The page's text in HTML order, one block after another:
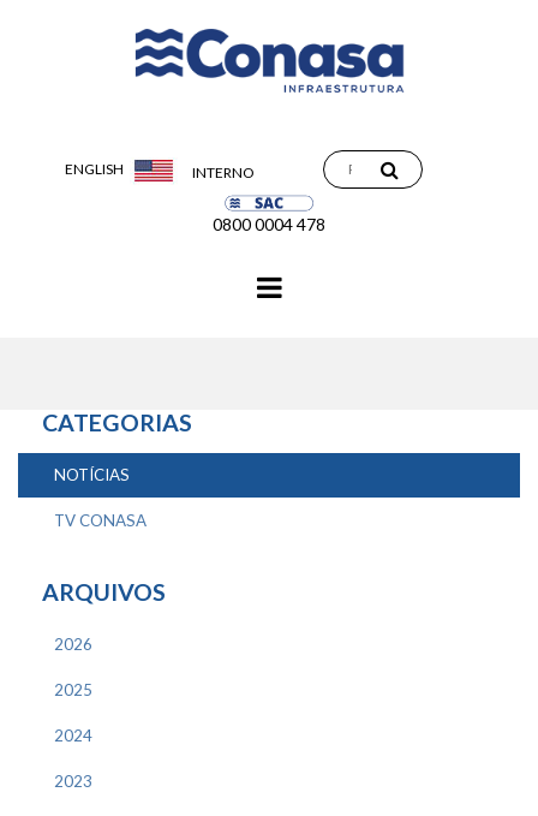
ENGLISH INTERNO
0800 0004 478
CATEGORIAS
NOTÍCIAS
TV CONASA
ARQUIVOS
2026
2025
2024
2023